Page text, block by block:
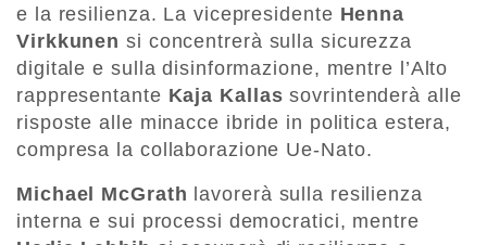
e la resilienza. La vicepresidente Henna
Virkkunen si concentrerà sulla sicurezza
digitale e sulla disinformazione, mentre l’Alto
rappresentante Kaja Kallas sovrintenderà alle
risposte alle minacce ibride in politica estera,
compresa la collaborazione Ue-Nato.
Michael McGrath lavorerà sulla resilienza
interna e sui processi democratici, mentre